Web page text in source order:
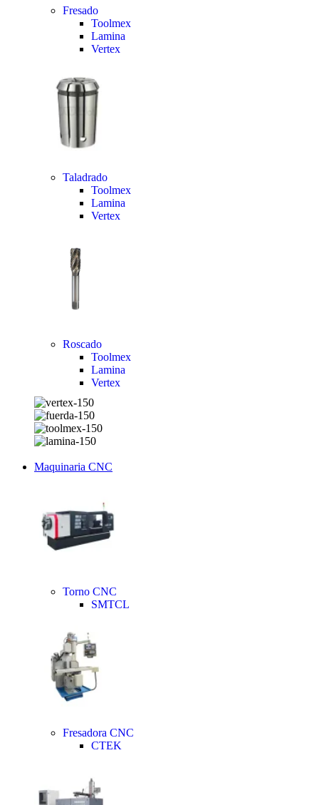
Fresado
Toolmex
Lamina
Vertex
Taladrado
Toolmex
Lamina
Vertex
Roscado
Toolmex
Lamina
Vertex
Maquinaria CNC
Torno CNC
SMTCL
Fresadora CNC
CTEK